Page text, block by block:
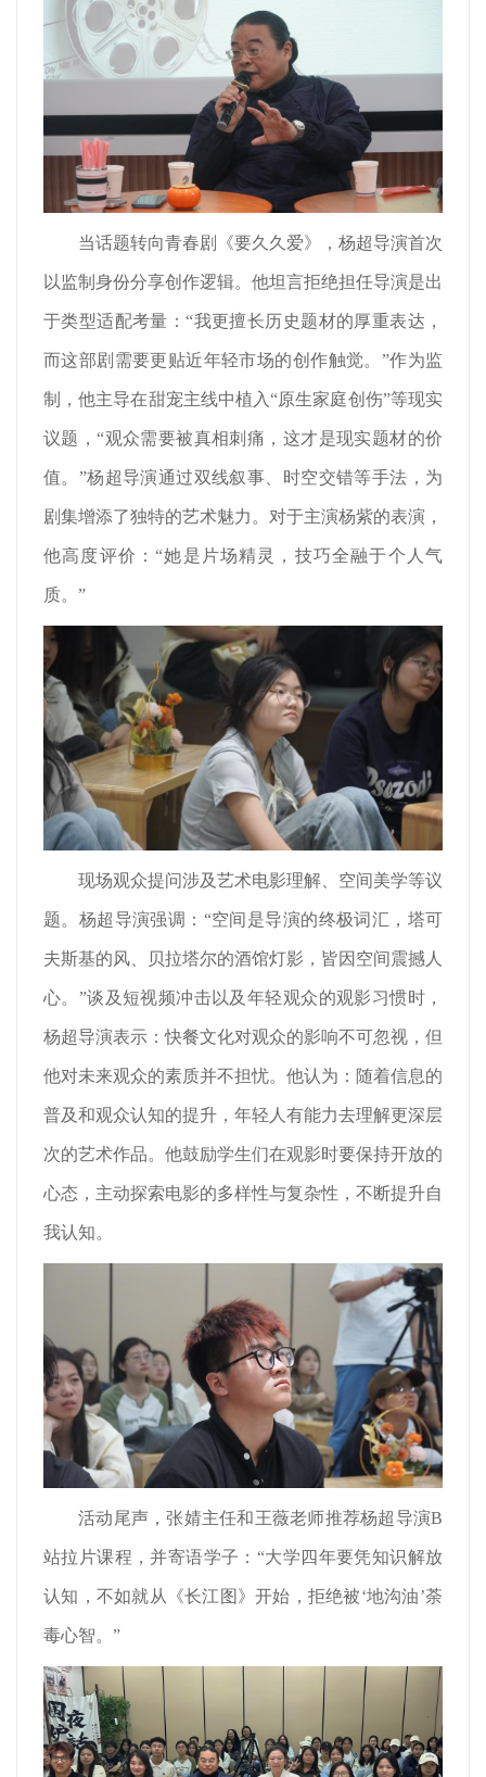
当话题转向青春剧《要久久爱》，杨超导演首次
以监制身份分享创作逻辑。他坦言拒绝担任导演是出
于类型适配考量：“我更擅长历史题材的厚重表达，
而这部剧需要更贴近年轻市场的创作触觉。”作为监
制，他主导在甜宠主线中植入“原生家庭创伤”等现实
议题，“观众需要被真相刺痛，这才是现实题材的价
值。”杨超导演通过双线叙事、时空交错等手法，为
剧集增添了独特的艺术魅力。对于主演杨紫的表演，
他高度评价：“她是片场精灵，技巧全融于个人气
质。”
现场观众提问涉及艺术电影理解、空间美学等议
题。杨超导演强调：“空间是导演的终极词汇，塔可
夫斯基的风、贝拉塔尔的酒馆灯影，皆因空间震撼人
心。”谈及短视频冲击以及年轻观众的观影习惯时，
杨超导演表示：快餐文化对观众的影响不可忽视，但
他对未来观众的素质并不担忧。他认为：随着信息的
普及和观众认知的提升，年轻人有能力去理解更深层
次的艺术作品。他鼓励学生们在观影时要保持开放的
心态，主动探索电影的多样性与复杂性，不断提升自
我认知。
活动尾声，张婧主任和王薇老师推荐杨超导演B
站拉片课程，并寄语学子：“大学四年要凭知识解放
认知，不如就从《长江图》开始，拒绝被‘地沟油’荼
毒心智。”